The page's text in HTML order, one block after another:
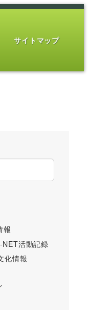
サイトマップ
報
NET活動記録
化情報